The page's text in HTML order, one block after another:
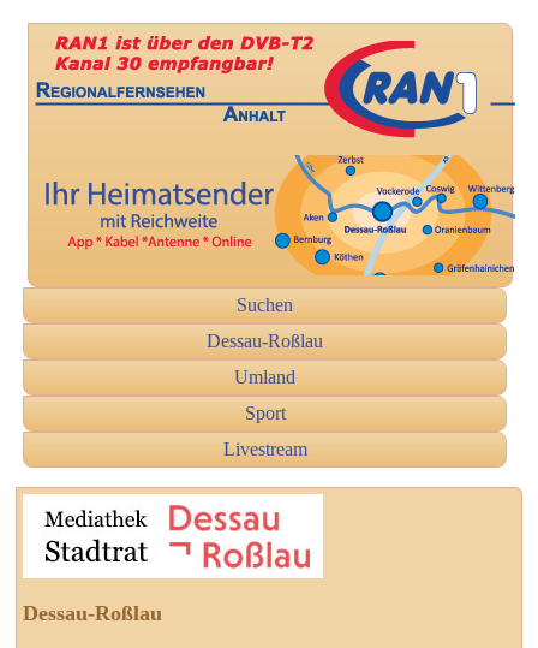
Suchen
Dessau-Roßlau
Umland
Sport
Livestream
Dessau-Roßlau